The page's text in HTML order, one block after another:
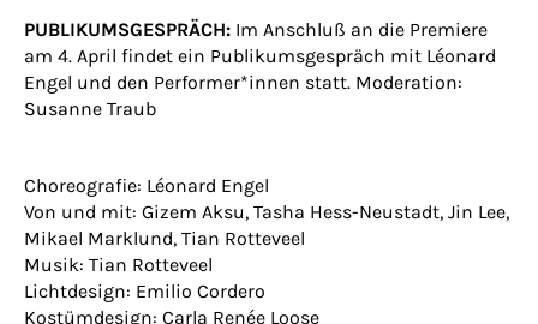
PUBLIKUMSGESPRÄCH: Im Anschluß an die Premiere
am 4. April findet ein Publikumsgespräch mit Léonard
Engel und den Performer*innen statt. Moderation:
Susanne Traub
Choreografie: Léonard Engel
Von und mit: Gizem Aksu, Tasha Hess-Neustadt, Jin Lee,
Mikael Marklund, Tian Rotteveel
Musik: Tian Rotteveel
Lichtdesign: Emilio Cordero
Kostümdesign: Carla Renée Loose